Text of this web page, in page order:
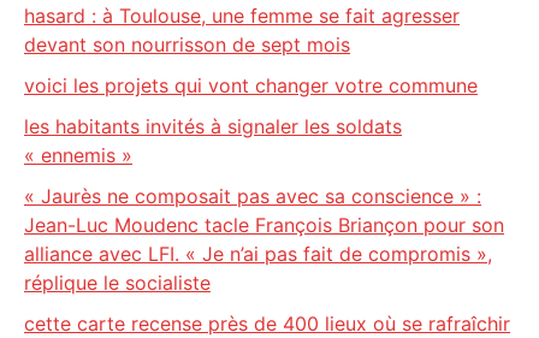
hasard : à Toulouse, une femme se fait agresser
devant son nourrisson de sept mois
voici les projets qui vont changer votre commune
les habitants invités à signaler les soldats
« ennemis »
« Jaurès ne composait pas avec sa conscience » :
Jean-Luc Moudenc tacle François Briançon pour son
alliance avec LFI. « Je n’ai pas fait de compromis »,
réplique le socialiste
cette carte recense près de 400 lieux où se rafraîchir